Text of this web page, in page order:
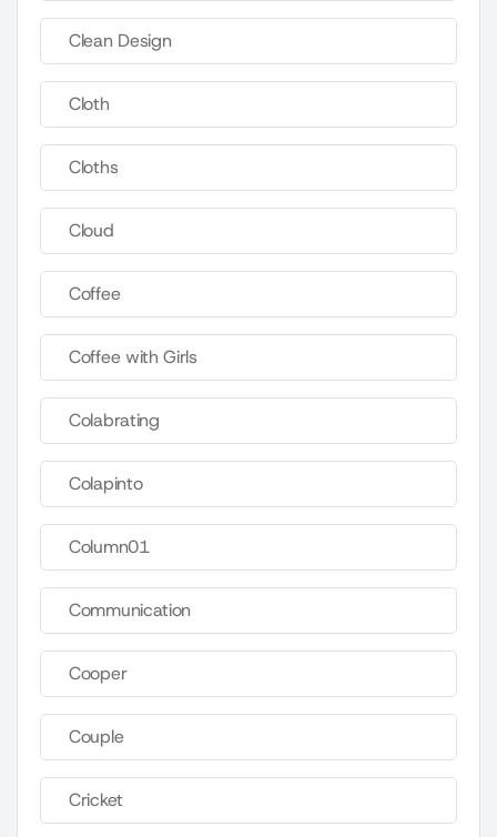
Clean Design
Cloth
Cloths
Cloud
Coffee
Coffee with Girls
Colabrating
Colapinto
Column01
Communication
Cooper
Couple
Cricket